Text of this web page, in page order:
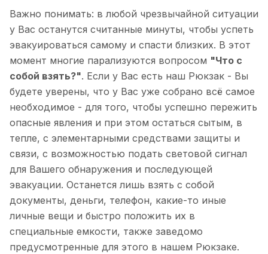
Важно понимать: в любой чрезвычайной ситуации
у Вас останутся считанные минуты, чтобы успеть
эвакуироваться самому и спасти близких. В этот
момент многие парализуются вопросом "Что с
собой взять?". Если у Вас есть наш Рюкзак - Вы
будете уверены, что у Вас уже собрано всё самое
необходимое - для того, чтобы успешно пережить
опасные явления и при этом остаться сытым, в
тепле, с элементарными средствами защиты и
связи, с возможностью подать световой сигнал
для Вашего обнаружения и последующей
эвакуации. Останется лишь взять с собой
документы, деньги, телефон, какие-то иные
личные вещи и быстро положить их в
специальные емкости, также заведомо
предусмотренные для этого в нашем Рюкзаке.